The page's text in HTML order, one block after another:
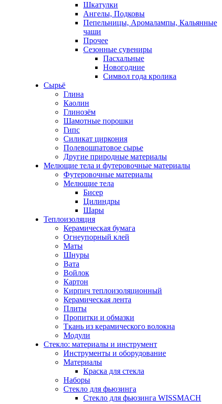
Шкатулки
Ангелы, Подковы
Пепельницы, Аромалампы, Кальянные
чаши
Прочее
Сезонные сувениры
Пасхальные
Новогодние
Символ года кролика
Сырьё
Глина
Каолин
Глинозём
Шамотные порошки
Гипс
Силикат циркония
Полевошпатовое сырье
Другие природные материалы
Мелющие тела и футеровочные материалы
Футеровочные материалы
Мелющие тела
Бисер
Цилиндры
Шары
Теплоизоляция
Керамическая бумага
Огнеупорный клей
Маты
Шнуры
Вата
Войлок
Картон
Кирпич теплоизоляционный
Керамическая лента
Плиты
Пропитки и обмазки
Ткань из керамического волокна
Модули
Стекло: материалы и инструмент
Инструменты и оборудование
Материалы
Краска для стекла
Наборы
Стекло для фьюзинга
Стекло для фьюзинга WISSMACH